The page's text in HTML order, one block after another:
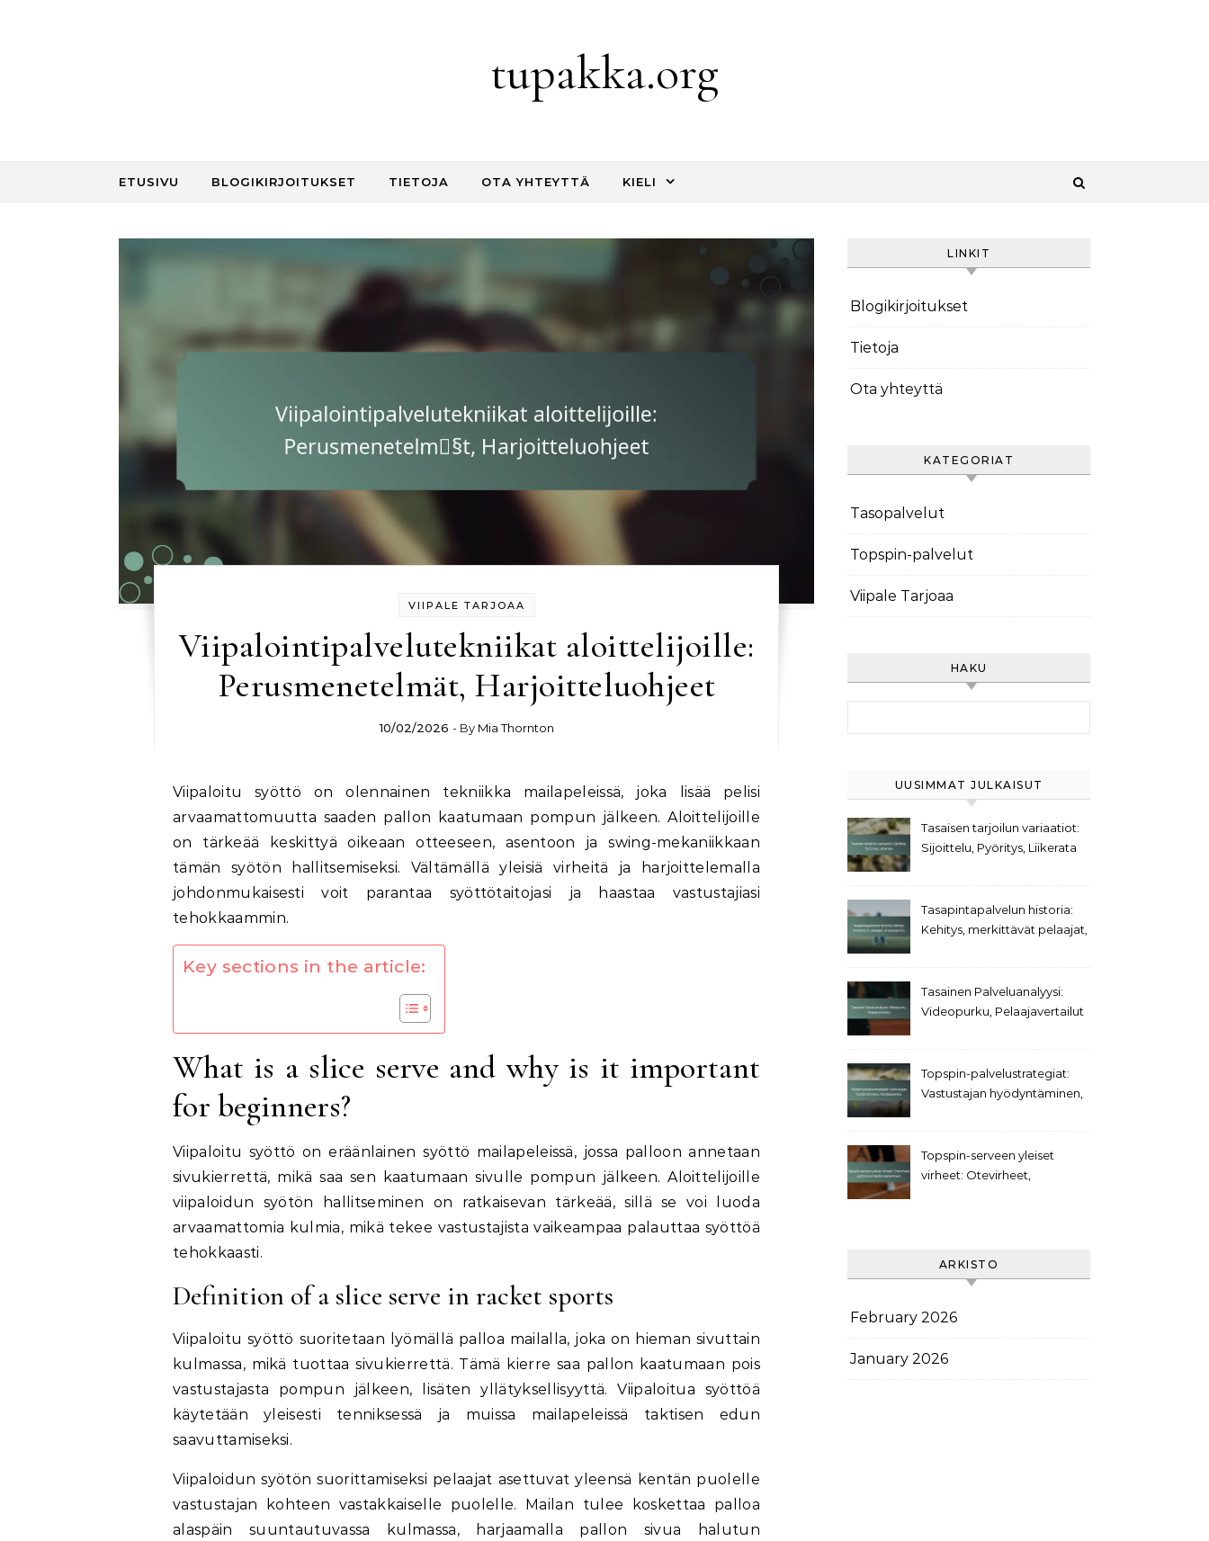
tupakka.org
ETUSIVU BLOGIKIRJOITUKSET TIETOJA OTA YHTEYTTÄ KIELI
VIIPALE TARJOAA
Viipalointipalvelutekniikat aloittelijoille:
Perusmenetelmät, Harjoitteluohjeet
10/02/2026 - By Mia Thornton
Viipaloitu syöttö on olennainen tekniikka mailapeleissä, joka lisää pelisi
arvaamattomuutta saaden pallon kaatumaan pompun jälkeen. Aloittelijoille
on tärkeää keskittyä oikeaan otteeseen, asentoon ja swing-mekaniikkaan
tämän syötön hallitsemiseksi. Vältämällä yleisiä virheitä ja harjoittelemalla
johdonmukaisesti voit parantaa syöttötaitojasi ja haastaa vastustajiasi
tehokkaammin.
Key sections in the article:
What is a slice serve and why is it important
for beginners?
Viipaloitu syöttö on eräänlainen syöttö mailapeleissä, jossa palloon annetaan
sivukierrettä, mikä saa sen kaatumaan sivulle pompun jälkeen. Aloittelijoille
viipaloidun syötön hallitseminen on ratkaisevan tärkeää, sillä se voi luoda
arvaamattomia kulmia, mikä tekee vastustajista vaikeampaa palauttaa syöttöä
tehokkaasti.
Definition of a slice serve in racket sports
Viipaloitu syöttö suoritetaan lyömällä palloa mailalla, joka on hieman sivuttain
kulmassa, mikä tuottaa sivukierrettä. Tämä kierre saa pallon kaatumaan pois
vastustajasta pompun jälkeen, lisäten yllätyksellisyyttä. Viipaloitua syöttöä
käytetään yleisesti tenniksessä ja muissa mailapeleissä taktisen edun
saavuttamiseksi.
Viipaloidun syötön suorittamiseksi pelaajat asettuvat yleensä kentän puolelle
vastustajan kohteen vastakkaiselle puolelle. Mailan tulee koskettaa palloa
alaspäin suuntautuvassa kulmassa, harjaamalla pallon sivua halutun
LINKIT
Blogikirjoitukset
Tietoja
Ota yhteyttä
KATEGORIAT
Tasopalvelut
Topspin-palvelut
Viipale Tarjoaa
HAKU
UUSIMMAT JULKAISUT
Tasaisen tarjoilun variaatiot:
Sijoittelu, Pyöritys, Liikerata
Tasapintapalvelun historia:
Kehitys, merkittävät pelaajat,
Tasainen Palveluanalyysi:
Videopurku, Pelaajavertailut
Topspin-palvelustrategiat:
Vastustajan hyödyntäminen,
Topspin-serveen yleiset
virheet: Otevirheet,
ARKISTO
February 2026
January 2026